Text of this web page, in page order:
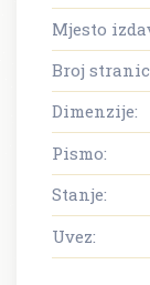
Mjesto
Broj
Dimenzije:
Pismo:
Stanje:
Uvez: